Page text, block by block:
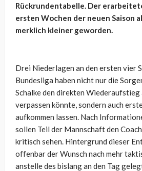
Rückrundentabelle. Der
ersten Wochen der neuen Saison
merklich kleiner geworden.
Drei Niederlagen an den ersten vier
Bundesliga haben nicht nur die
Schalke den direkten
verpassen könnte, sondern auch
aufkommen lassen. Nach
sollen Teil der Mannschaft den
kritisch sehen. Hintergrund dieser
offenbar der Wunsch nach mehr
anstelle des bislang an den Tag